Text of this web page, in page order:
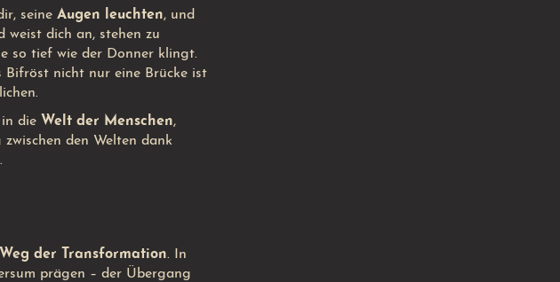
seine Augen leuchten, und
weist dich an, stehen zu
so tief wie der Donner klingt.
Bifröst nicht nur eine Brücke ist
die Welt der Menschen,
den Welten dank
Weg der Transformation. In
prägen – der Übergang